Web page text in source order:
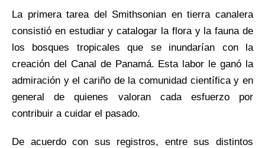
La primera tarea del Smithsonian en tierra canalera
consistió en estudiar y catalogar la flora y la fauna de
los bosques tropicales que se inundarían con la
creación del Canal de Panamá. Esta labor le ganó la
admiración y el cariño de la comunidad científica y en
general de quienes valoran cada esfuerzo por
contribuir a cuidar el pasado.
De acuerdo con sus registros, entre sus distintos